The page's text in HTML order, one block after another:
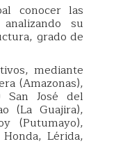
conocer las
su
grado de
mediante
(Amazonas),
San José del
(La Guajira),
(Putumayo),
Lérida,